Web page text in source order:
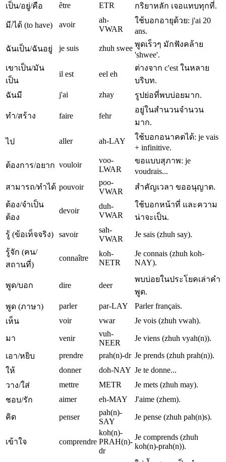
เป็น/อยู่/คือ
être ETR กริยาหลัก เจอแทบทุกที่.
มี/ได้ (to have) avoir
ah-
VWAR
ใช้บอกอายุด้วย: j'ai 20
ans.
ฉันเป็น/ฉันอยู่ je suis zhuh swee พูดเร็วๆ มักฟังคล้าย
'shwee'.
เขาเป็น/มัน
เป็น
il est eel eh
ต่างจาก c'est ในหลาย
บริบท.
ฉันมี
j'ai zhay รูปย่อที่พบบ่อยมาก.
ทำ/สร้าง faire fehr
อยู่ในสำนวนจำนวน
มาก.
ไป aller ah-LAY
ใช้บอกอนาคตได้: je vais
+ infinitive.
ต้องการ/อยาก vouloir
voo-
LWAR
ขอแบบสุภาพ: je
voudrais...
สามารถ/ทำได้ pouvoir
poo-
VWAR
สำคัญเวลา ขออนุญาต.
ต้อง/จำเป็น
ต้อง
devoir
duh-
VWAR
ใช้บอกหน้าที่ และความ
น่าจะเป็น.
รู้ (ข้อเท็จจริง)
savoir
sah-
VWAR
Je sais (zhuh say).
รู้จัก (คน/
สถานที่)
connaître
koh-
NETR
Je connais (zhuh koh-
NAY).
พูด/บอก dire deer
พบบ่อยในประโยคเล่าคำ
พูด.
พูด (ภาษา)
parler par-LAY
Parler français.
เห็น
voir vwar Je vois (zhuh vwah).
มา venir
vuh-
NEER
Je viens (zhuh vyah(n)).
เอา/หยิบ prendre prah(n)-dr Je prends (zhuh prah(n)).
ให้
donner doh-NAY Je te donne...
วาง/ใส่
mettre METR
Je mets (zhuh may).
ชอบ/รัก
aimer eh-MAY J'aime (zhem).
คิด penser
pah(n)-
SAY
Je pense (zhuh pah(n)s).
เข้าใจ comprendre
koh(n)-
PRAH(n)-
dr
Je comprends (zhuh
koh(n)-prah(n)).